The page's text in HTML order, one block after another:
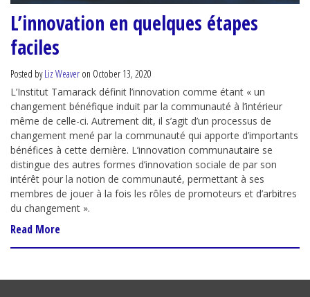
L’innovation en quelques étapes
faciles
Posted byLiz Weaver on October 13, 2020
L’Institut Tamarack définit l’innovation comme étant « un
changement bénéfique induit par la communauté à l’intérieur
même de celle-ci. Autrement dit, il s’agit d’un processus de
changement mené par la communauté qui apporte d’importants
bénéfices à cette dernière. L’innovation communautaire se
distingue des autres formes d’innovation sociale de par son
intérêt pour la notion de communauté, permettant à ses
membres de jouer à la fois les rôles de promoteurs et d’arbitres
du changement ».
Read More